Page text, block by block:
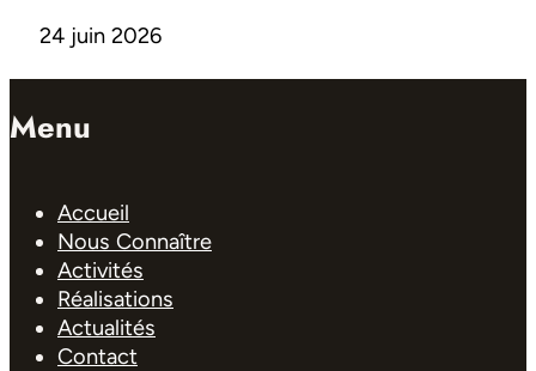
24 juin 2026
Menu
Accueil
Nous Connaître
Activités
Réalisations
Actualités
Contact